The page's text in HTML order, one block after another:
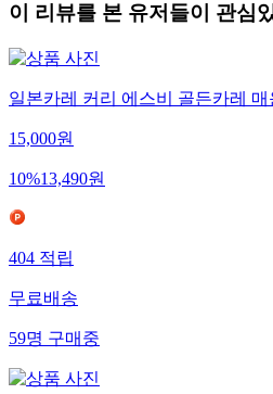
이 리뷰를 본 유저들이 관심
일본카레 커리 에스비 골든카레 매
15,000원
10%13,490원
404 적립
무료배송
59명 구매중